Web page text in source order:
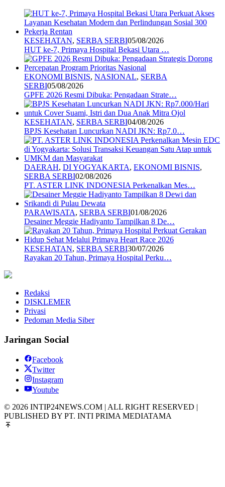
KESEHATAN, SERBA SERBI05/08/2026
HUT ke-7, Primaya Hospital Bekasi Utara …
EKONOMI BISNIS, NASIONAL, SERBA
SERBI05/08/2026
GPFE 2026 Resmi Dibuka: Pengadaan Strate…
KESEHATAN, SERBA SERBI04/08/2026
BPJS Kesehatan Luncurkan NADI JKN: Rp7.0…
DAERAH, DI YOGYAKARTA, EKONOMI BISNIS,
SERBA SERBI02/08/2026
PT. ASTER LINK INDONESIA Perkenalkan Mes…
PARAWISATA, SERBA SERBI01/08/2026
Desainer Meggie Hadiyanto Tampilkan 8 De…
KESEHATAN, SERBA SERBI30/07/2026
Rayakan 20 Tahun, Primaya Hospital Perku…
Redaksi
DISKLEMER
Privasi
Pedoman Media Siber
Jaringan Social
Facebook
Twitter
Instagram
Youtube
© 2026 INTIP24NEWS.COM | ALL RIGHT RESERVED |
PUBLISHED BY PT. INTI PRIMA MEDIATAMA